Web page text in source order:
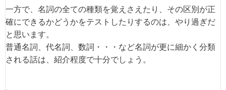
一方で、名詞の全ての種類を覚えさえたり、その区別が正
確にできるかどうかをテストしたりするのは、やり過ぎだ
と思います。
普通名詞、代名詞、数詞・・・など名詞が更に細かく分類
される話は、紹介程度で十分でしょう。